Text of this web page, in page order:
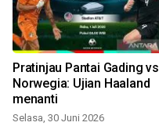
Pratinjau Pantai Gading vs
Norwegia: Ujian Haaland
menanti
Selasa, 30 Juni 2026